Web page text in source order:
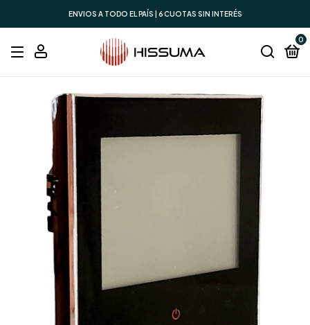
ENVIOS A TODO EL PAÍS | 6 CUOTAS SIN INTERÉS
0